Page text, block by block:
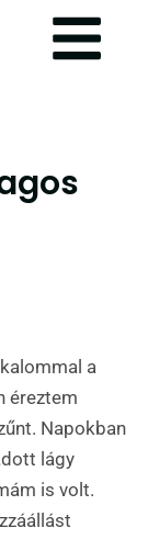
a
éreztem
Napokban
lágy
is volt.